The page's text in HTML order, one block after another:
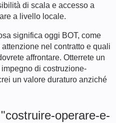
di scala e accesso a
a livello locale.
significa oggi BOT, come
nel contratto e quali
affrontare. Otterrete un
di costruzione-
un valore duraturo anziché
operare-e-